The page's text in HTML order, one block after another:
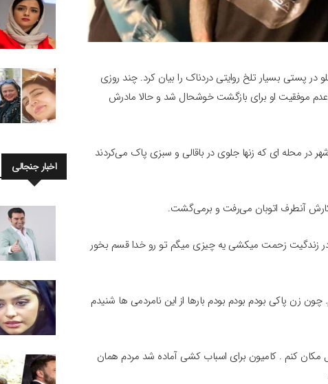
در پستی بسیار تلخ روایتی دردناک را بیان کرد. چند روزی
عدم موفقیت او برای بازگشت خوشحال شد و حالا مادرش
محله ای که زنها جلوی در باقالی و سبزی پاک می‌کردند
کارش آنطرف اتوبان می‌رفت و برمی‌گشت.
زندگیت زحمت میکشی یه چیزی میگم تو رو خدا قسم بخور
زن پاکی بودم بودم بودم بارها از این نامردمی ها شنیدم
مکان کنم . کامیون برای اسباب کشی آماده شد مردم همان
اخبار جنجالی